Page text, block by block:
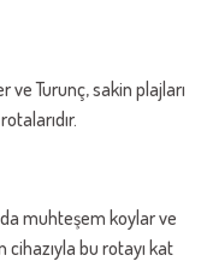
ve Turunç, sakin plajları
muhteşem koylar ve
bu rotayı kat